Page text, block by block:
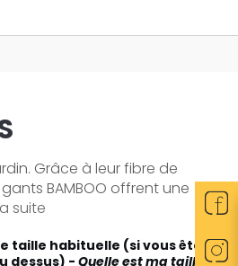
Grâce à leur fibre de
BAMBOO offrent une
suite
taille habituelle (si vous êtes
dessus) -Quelle est ma taille ?